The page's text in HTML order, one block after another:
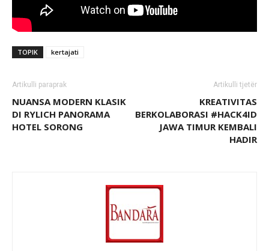
TOPIK kertajati
Artikulli paraprak
NUANSA MODERN KLASIK
DI RYLICH PANORAMA
HOTEL SORONG
Artikulli tjetër
KREATIVITAS
BERKOLABORASI #HACK4ID
JAWA TIMUR KEMBALI
HADIR